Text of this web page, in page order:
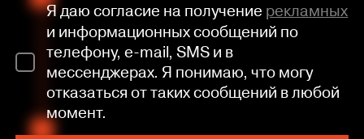
Я даю согласие на получение рекламных
и информационных сообщений по
телефону, e-mail, SMS и в
мессенджерах. Я понимаю, что могу
отказаться от таких сообщений в любой
момент.